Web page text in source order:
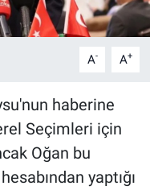
A- A+
haberine
Seçimleri için
Oğan bu
yaptığı